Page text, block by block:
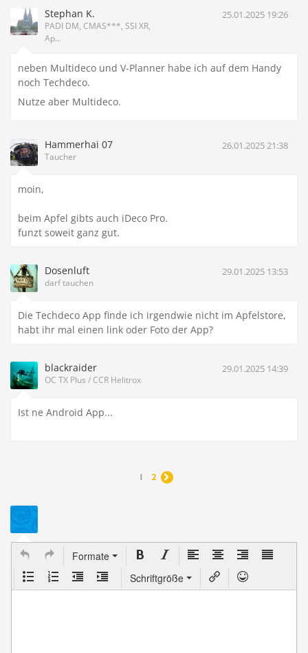
Stephan K.
PADI DM, CMAS***, SSI XR,
Ap...
25.01.2025 19:26
neben Multideco und V-Planner habe ich auf dem Handy
noch Techdeco.
Nutze aber Multideco.
Hammerhai 07
Taucher
26.01.2025 21:38
moin,
beim Apfel gibts auch iDeco Pro.
funzt soweit ganz gut.
Dosenluft
darf tauchen
29.01.2025 13:53
Die Techdeco App finde ich irgendwie nicht im Apfelstore,
habt ihr mal einen link oder Foto der App?
blackraider
OC TX Plus / CCR Helitrox
29.01.2025 14:39
Ist ne Android App...
1 2 
Formate
Schriftgröße